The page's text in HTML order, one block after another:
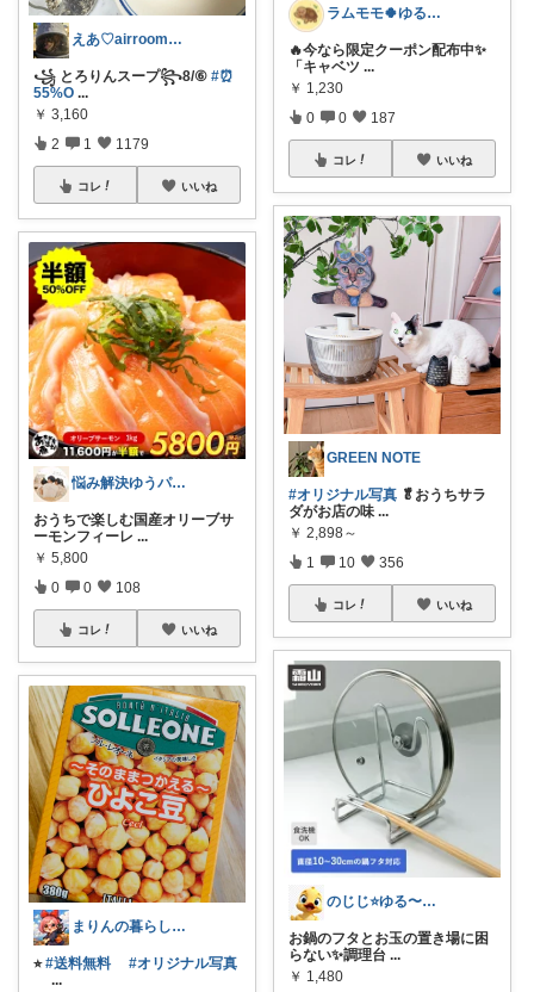
えあ♡airroom❀ラクして整う暮らし
꧁ とろりんスープ꧂8/⑥ #⏰
55%O ...
￥ 3,160
2 1 1179
コレ いいね
悩み解決ゆうパパroom
おうちで楽しむ国産オリーブサ
ーモンフィーレ ...
￥ 5,800
0 0 108
コレ いいね
まりんの暮らしと体整え癒しROOM🌈
⭐︎#送料無料
#オリジナル写真
...
ラムモモ🍀ゆるっとミニマル
🔥今なら限定クーポン配布中✨
「キャベツ ...
￥ 1,230
0 0 187
コレ いいね
GREEN NOTE
#オリジナル写真 🥬おうちサラ
ダがお店の味 ...
￥ 2,898～
1 10 356
コレ いいね
のじじ⭐️ゆる〜くのんびり便利✨🌈生活
お鍋のフタとお玉の置き場に困
らない✨調理台 ...
￥ 1,480